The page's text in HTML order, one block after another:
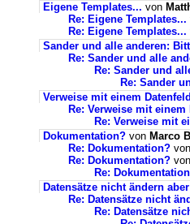
Eigene Templates... von
Re: Eigene Templates...
Re: Eigene Templates...
Sander und alle anderen:
Re: Sander und alle
Re: Sander und
Re: Sander
Verweise mit einem
Re: Verweise mit
Re: Verweise mit
Dokumentation? von Marco
Re: Dokumentation? von
Re: Dokumentation? von
Re:
Datensätze nicht ändern
Re: Datensätze nicht
Re: Datensätze